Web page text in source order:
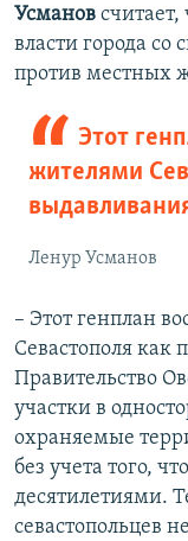
Усманов
власти города
против местных
Этот
жителями
Ленур Усманов
– Этот генплан
Севастополя как
Правительство
участки в
охраняемые
без учета того,
десятилетиями.
севастопольцев